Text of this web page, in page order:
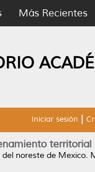
Más Recientes
Iniciar sesión
noreste de Mexico.